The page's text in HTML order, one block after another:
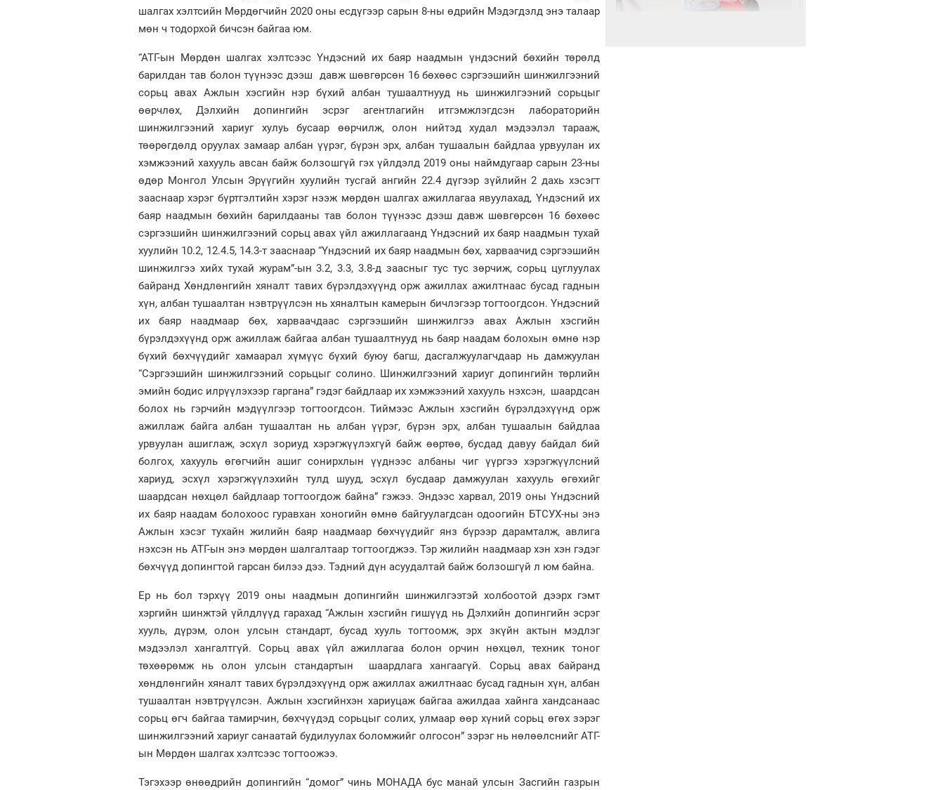
шалгах хэлтсийн Мөрдөгчийн 2020 оны есдүгээр сарын 8-ны өдрийн Мэдэгдэлд энэ талаар
мөн ч тодорхой бичсэн байгаа юм.
“АТГ-ын Мөрдөн шалгах хэлтсээс Үндэсний их баяр наадмын үндэсний бөхийн төрөлд
барилдан тав болон түүнээс дээш давж шөвгөрсөн 16 бөхөөс сэргээшийн шинжилгээний
сорьц авах Ажлын хэсгийн нэр бүхий албан тушаалтнууд нь шинжилгээний сорьцыг
өөрчлөх, Дэлхийн допингийн эсрэг агентлагийн итгэмжлэгдсэн лабораторийн
шинжилгээний хариуг хулуь бусаар өөрчилж, олон нийтэд худал мэдээлэл тарааж,
төөрөгдөлд оруулах замаар албан үүрэг, бүрэн эрх, албан тушаалын байдлаа урвуулан их
хэмжээний хахууль авсан байж болзошгүй гэх үйлдэлд 2019 оны наймдугаар сарын 23-ны
өдөр Монгол Улсын Эрүүгийн хуулийн тусгай ангийн 22.4 дүгээр зүйлийн 2 дахь хэсэгт
зааснаар хэрэг бүртгэлтийн хэрэг нээж мөрдөн шалгах ажиллагаа явуулахад, Үндэсний их
баяр наадмын бөхийн барилдааны тав болон түүнээс дээш давж шөвгөрсөн 16 бөхөөс
сэргээшийн шинжилгээний сорьц авах үйл ажиллагаанд Үндэсний их баяр наадмын тухай
хуулийн 10.2, 12.4.5, 14.3-т зааснаар “Үндэсний их баяр наадмын бөх, харваачид сэргээшийн
шинжилгээ хийх тухай журам”-ын 3.2, 3.3, 3.8-д заасныг тус тус зөрчиж, сорьц цуглуулах
байранд Хөндлөнгийн хяналт тавих бүрэлдэхүүнд орж ажиллах ажилтнаас бусад гаднын
хүн, албан тушаалтан нэвтрүүлсэн нь хяналтын камерын бичлэгээр тогтоогдсон. Үндэсний
их баяр наадмаар бөх, харваачдаас сэргээшийн шинжилгээ авах Ажлын хэсгийн
бүрэлдэхүүнд орж ажиллаж байгаа албан тушаалтнууд нь баяр наадам болохын өмнө нэр
бүхий бөхчүүдийг хамаарал хүмүүс бүхий буюу багш, дасгалжуулагчдаар нь дамжуулан
“Сэргээшийн шинжилгээний сорьцыг солино. Шинжилгээний хариуг допингийн төрлийн
эмийн бодис илрүүлэхээр гаргана” гэдэг байдлаар их хэмжээний хахууль нэхсэн, шаардсан
болох нь гэрчийн мэдүүлгээр тогтоогдсон. Тиймээс Ажлын хэсгийн бүрэлдэхүүнд орж
ажиллаж байга албан тушаалтан нь албан үүрэг, бүрэн эрх, албан тушаалын байдлаа
урвуулан ашиглаж, эсхүл зориуд хэрэгжүүлэхгүй байж өөртөө, бусдад давуу байдал бий
болгох, хахууль өгөгчийн ашиг сонирхлын үүднээс албаны чиг үүргээ хэрэгжүүлсний
хариуд, эсхүл хэрэгжүүлэхийн тулд шууд, эсхүл бусдаар дамжуулан хахууль өгөхийг
шаардсан нөхцөл байдлаар тогтоогдож байна” гэжээ. Эндээс харвал, 2019 оны Үндэсний
их баяр наадам болохоос гуравхан хоногийн өмнө байгуулагдсан одоогийн БТСУХ-ны энэ
Ажлын хэсэг тухайн жилийн баяр наадмаар бөхчүүдийг янз бүрээр дарамталж, авлига
нэхсэн нь АТГ-ын энэ мөрдөн шалгалтаар тогтоогджээ. Тэр жилийн наадмаар хэн хэн гэдэг
бөхчүүд допингтой гарсан билээ дээ. Тэдний дүн асуудалтай байж болзошгүй л юм байна.
Ер нь бол тэрхүү 2019 оны наадмын допингийн шинжилгээтэй холбоотой дээрх гэмт
хэргийн шинжтэй үйлдлүүд гарахад “Ажлын хэсгийн гишүүд нь Дэлхийн допингийн эсрэг
хууль, дүрэм, олон улсын стандарт, бусад хууль тогтоомж, эрх зкүйн актын мэдлэг
мэдээлэл хангалтгүй. Сорьц авах үйл ажиллагаа болон орчин нөхцөл, техник тоног
төхөөрөмж нь олон улсын стандартын шаардлага хангаагүй. Сорьц авах байранд
хөндлөнгийн хяналт тавих бүрэлдэхүүнд орж ажиллах ажилтнаас бусад гаднын хүн, албан
тушаалтан нэвтрүүлсэн. Ажлын хэсгийнхэн хариуцаж байгаа ажилдаа хайнга хандсанаас
сорьц өгч байгаа тамирчин, бөхчүүдэд сорьцыг солих, улмаар өөр хүний сорьц өгөх зэрэг
шинжилгээний хариуг санаатай будилуулах боломжийг олгосон” зэрэг нь нөлөөлснийг АТГ-
ын Мөрдөн шалгах хэлтсээс тогтоожээ.
Тэгэхээр өнөөдрийн допингийн “домог” чинь МОНАДА бус манай улсын Засгийн газрын